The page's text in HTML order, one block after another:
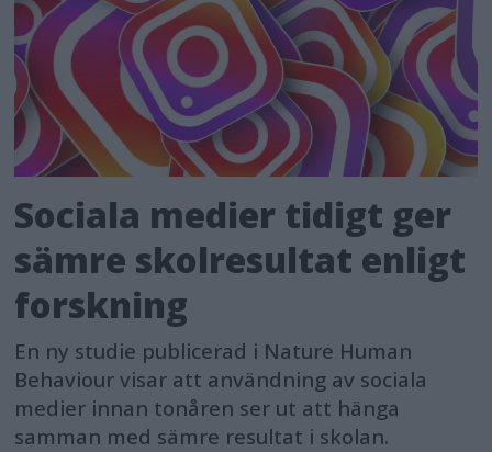
Sociala medier tidigt ger
sämre skolresultat enligt
forskning
En ny studie publicerad i Nature Human
Behaviour visar att användning av sociala
medier innan tonåren ser ut att hänga
samman med sämre resultat i skolan.